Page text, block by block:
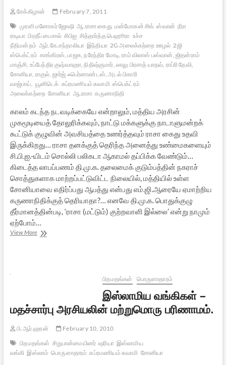
சேக்கிழான்
February 7, 2011
முரளி மனோகர் ஜோஷி ஆ.ராசா கைது மன்மோகன் சிங் ஸ்வான் நீரா
ராடியா பிரதீப் பைசால் சிபிஐ சித்தார்த்த பெஹூரா உச்ச
நீதிமன்றம் ஆர்.கே.சந்தாலியா இந்தியா 2G அலைக்கற்றை ஊழல் 2ஜி
ஸ்பெக்ட்ரம் காங்கிரஸ், பாஜக, நரேந்திர மோடி, ராம் விலாஸ் பஸ்வான், ஜிதன்ராம்
மாஞ்சி, உப்பேந்திர குஷ்வாஹா, நிதிஷ்குமார், லாலு பிரசாத் யாதவ், ராப்ரி தேவி,
சோனியா, ராகுல், ஜார்ஜ் ஃபெர்னாண்டஸ், அடல் பிகாரி
வாஜ்பாய், யூனிடெக் சுப்ரமணியம் சுவாமி ஸ்பெக்ட்ரம்
அலைக்கற்றை சோனியா ஆ.ராசா கருணாநிதி
காலம் கடந்த நடவடிக்கையே என்றாலும், மத்திய அரசின்
முகமூடியைத் தோலுரிக்கவும், நாட்டு மக்களுக்கு நாடாளுமன்றக்
கூட்டுக் குழுவின் அவசியத்தை உணர்த்தவும் ராசா கைது உதவி
இருக்கிறது… ராசா தனக்குத் தெரிந்த அனைத்து உண்மைகளையும்
சி.பி.ஐ.-யிடம் சொல்லி பலிகடா ஆகாமல் தப்பிக்க வேண்டும்…
கிடைத்த லாபப்பணம் தி.மு.க. தலைமைக் குடும்பத்தின் நகராச்
சொத்துகளாக மாற்றப்பட்டுவிட்ட நிலையில், மத்தியில் உள்ள
சோனியாவை எதிர்ப்பது ஆபத்து என்பது எம்.ஜி.ஆரையே ஏமாற்றிய
கருணாநிதிக்குத் தெரியாதா?… எனவே தி.மு.க. பொதுக்குழு
தீர்மானத்தின்படி, ‘ராசா (மட்டும்) குற்றவாளி இல்லை’ என்று நாமும்
ஏற்போம்…
View Moreராசா
பிறமதங்கள் பொருளாதாரம்
இஸ்லாமிய வங்கிகள் –
மதச்சார்பு அரசியலின் மற்றுமொரு பரிணாமம்.
பி.ஆர்.ஹரன்
February 10, 2010
பிறமதங்கள் சிறுபான்மையினர் ஷரியா இஸ்லாமிய
வங்கி இஸ்லாம் பொருளாதாரம் சுப்ரமணியம் சுவாமி சோனியா